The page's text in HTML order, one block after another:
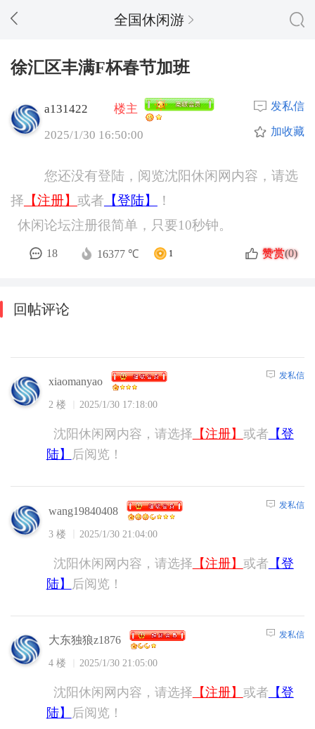
全国休闲游
徐汇区丰满F杯春节加班
a131422
楼主
2025/1/30 16:50:00
发私信
加收藏
您还没有登陆，阅览沈阳休闲网内容，请选
择 【注册】 或者 【登陆】
！
休闲论坛注册很简单，只要10秒钟。
18 16377 ℃ 1 赞赏(0)
回帖评论
xiaomanyao
2 楼 2025/1/30 17:18:00
发私信
沈阳休闲网内容，请选择 【注册】 或者 【登
陆】
后阅览！
wang19840408
3 楼 2025/1/30 21:04:00
发私信
沈阳休闲网内容，请选择 【注册】 或者 【登
陆】
后阅览！
大东独狼z1876
4 楼 2025/1/30 21:05:00
发私信
沈阳休闲网内容，请选择 【注册】 或者 【登
陆】
后阅览！